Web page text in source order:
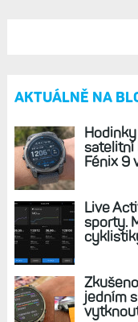
AKTUÁLNĚ NA
satelitní
Fénix 9
Live
sporty.
jedním